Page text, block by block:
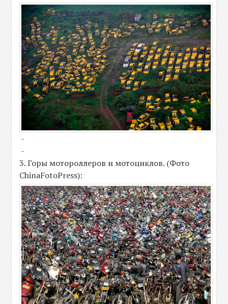
-
-
3. Горы мотороллеров и мотоциклов. (Фото
ChinaFotoPress):